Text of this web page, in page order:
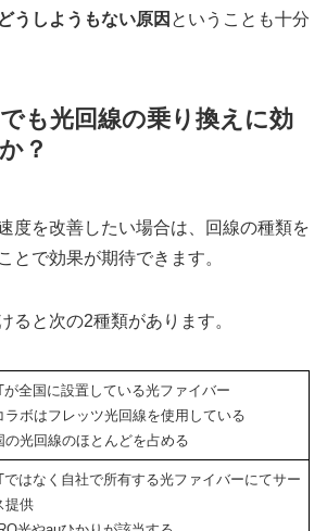
うしようもない原因 ということも十分
も光回線の乗り換えに効
？
度を改善したい場合は、回線の種類を
とで効果が期待できます。
ると次の2種類があります。
が全国に設置している光ファイバー
ラボはフレッツ光回線を使用している
の光回線のほとんどを占める
ではなく自社で所有する光ファイバーにてサー
提供